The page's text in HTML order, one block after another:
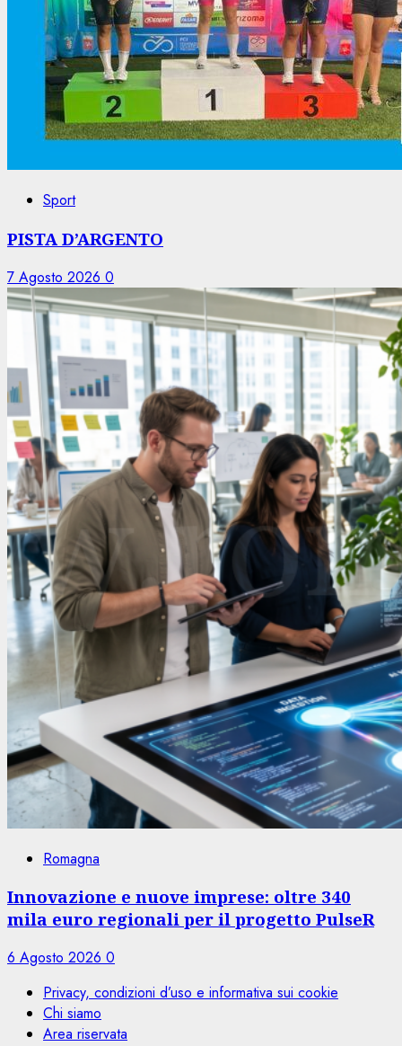
Sport
PISTA D’ARGENTO
7 Agosto 2026 0
Romagna
Innovazione e nuove imprese: oltre 340
mila euro regionali per il progetto PulseR
6 Agosto 2026 0
Privacy, condizioni d’uso e informativa sui cookie
Chi siamo
Area riservata